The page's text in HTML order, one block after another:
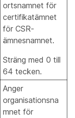
ortsnamnet för
certifikatämnet
för CSR-
ämnesnamnet.
Sträng med 0 till
64 tecken.
Anger
organisationsna
mnet för